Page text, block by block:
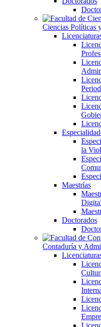
Ciencias Políticas
la
Maestrías
Digital
Doctorados
Contaduría y